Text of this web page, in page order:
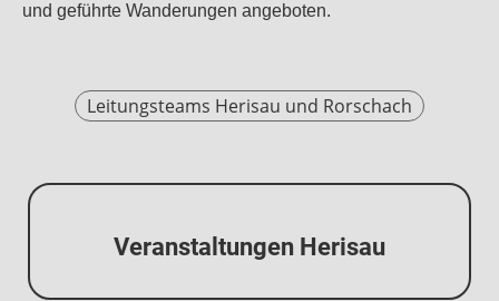
und geführte Wanderungen angeboten.
Leitungsteams Herisau und Rorschach
Veranstaltungen Herisau